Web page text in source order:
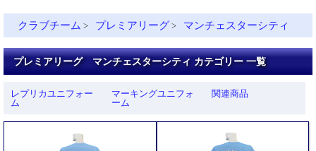
クラブチーム > プレミアリーグ > マンチェスターシティ
プレミアリーグ マンチェスターシティ カテゴリー 一覧
レプリカユニフォー
ム
マーキングユニフォ
ーム
関連商品